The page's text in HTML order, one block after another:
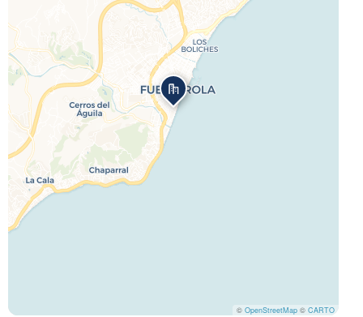
© OpenStreetMap © CARTO